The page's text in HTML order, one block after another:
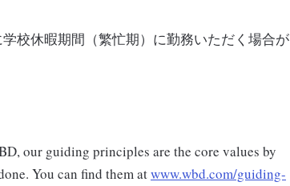
校休暇期間（繁忙期）に勤務いただく場合が
our guiding principles are the core values by
You can find them atwww.wbd.com/guiding-